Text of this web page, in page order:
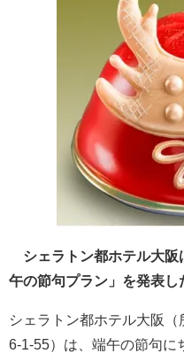
シェラトン都ホテル大阪
午の節句プラン」を発表し
シェラトン都ホテル大阪
6-1-55）は、端午の節句に